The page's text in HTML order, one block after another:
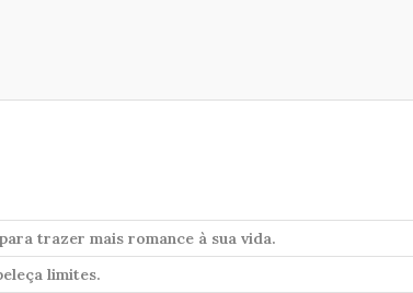
trazer mais romance à sua vida.
limites.